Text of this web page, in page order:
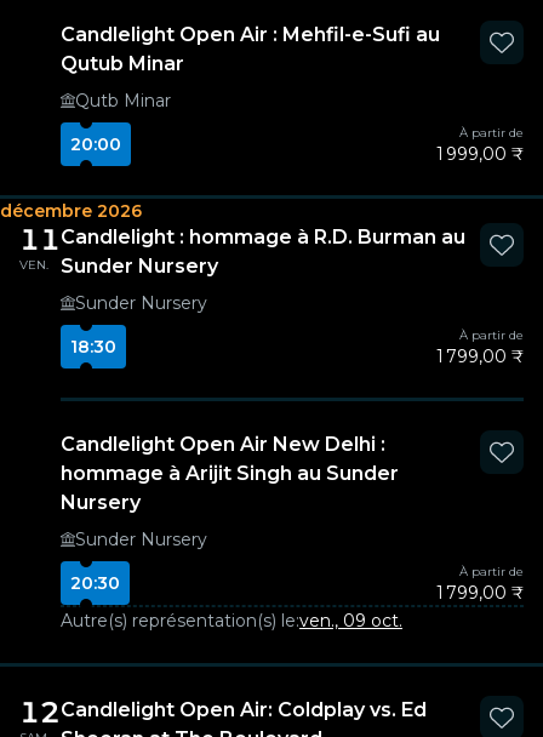
Candlelight Open Air : Mehfil-e-Sufi au
Qutub Minar
Qutb Minar
20:00
À partir de
1 999,00 ₹
décembre 2026
11
VEN.
Candlelight : hommage à R.D. Burman au
Sunder Nursery
Sunder Nursery
18:30
À partir de
1 799,00 ₹
Candlelight Open Air New Delhi :
hommage à Arijit Singh au Sunder
Nursery
Sunder Nursery
20:30
À partir de
1 799,00 ₹
Autre(s) représentation(s) le:ven., 09 oct.
12Candlelight Open Air: Coldplay vs. Ed